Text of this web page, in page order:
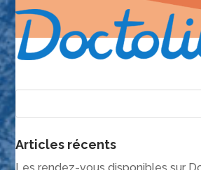
Articles récents
Les rendez-vous disponibles sur